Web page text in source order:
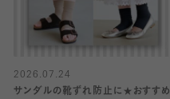
2026.07.24
サンダルの靴ずれ防止に★おすすめ